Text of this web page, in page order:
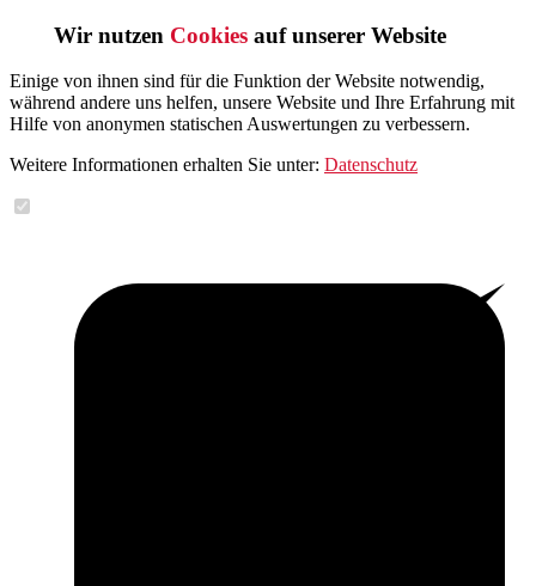
Wir nutzen Cookies auf unserer Website
Einige von ihnen sind für die Funktion der Website notwendig,
während andere uns helfen, unsere Website und Ihre Erfahrung mit
Hilfe von anonymen statischen Auswertungen zu verbessern.
Weitere Informationen erhalten Sie unter: Datenschutz